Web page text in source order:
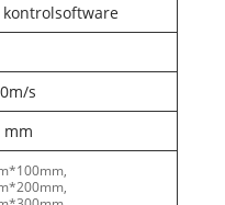
kontrolsoftware
s
mm